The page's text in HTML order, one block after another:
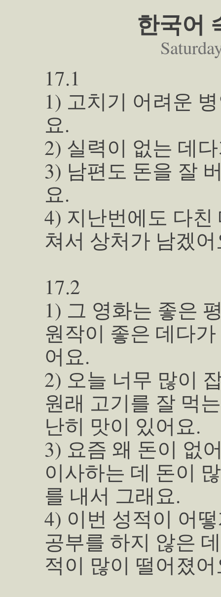
한국어
17.1
1) 고치기 어려운
요.
2) 실력이 없는 데
3) 남편도 돈을 잘
요.
4) 지난번에도 다
쳐서 상처가 남겠
17.2
1) 그 영화는 좋은
원작이 좋은 데다
어요.
2) 오늘 너무 많이
원래 고기를 잘 먹
난히 맛이 있어요.
3) 요즘 왜 돈이 없
이사하는 데 돈이
를 내서 그래요.
4) 이번 성적이 어
공부를 하지 않은
적이 많이 떨어졌